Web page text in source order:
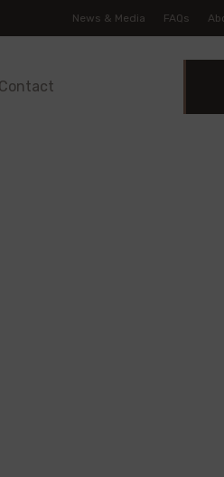
News & Media FAQs
Contact